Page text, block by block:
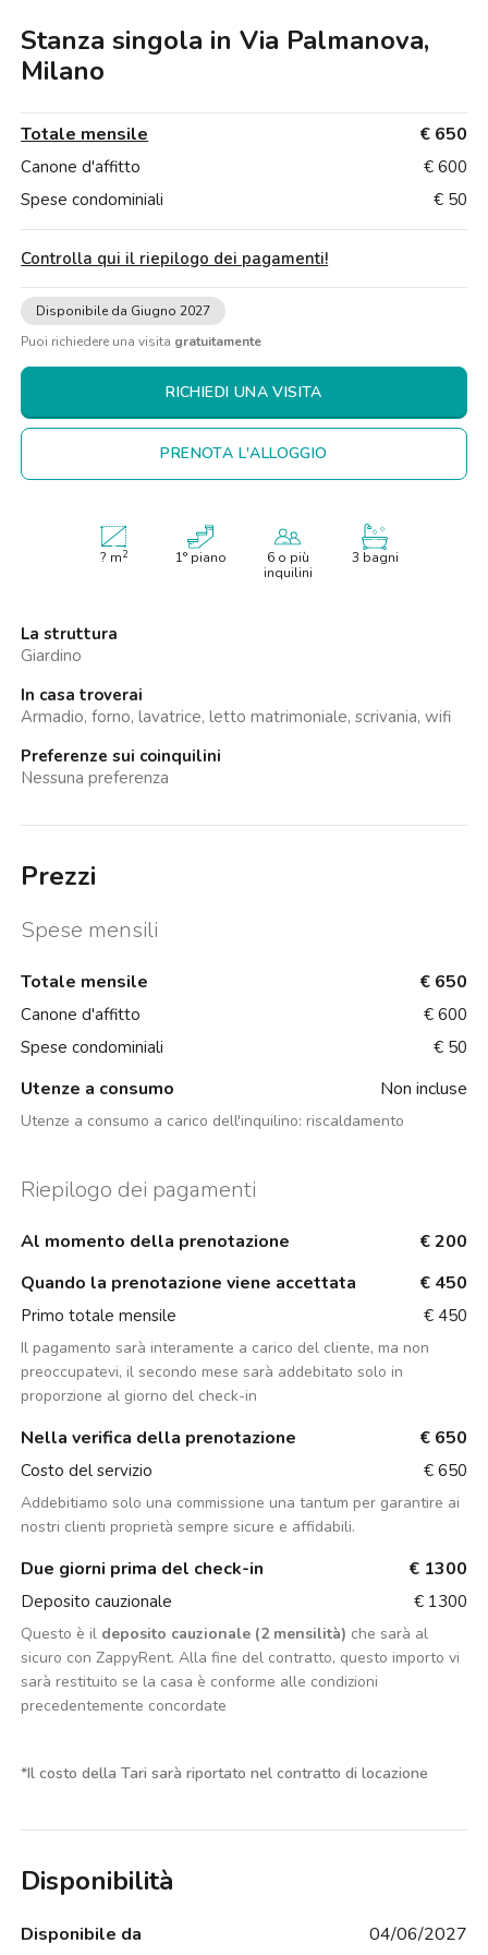
Loft
Loft
Loft
Loft
Loft
Loft
Loft
Roma
Loft
Napoli
Loft
Catania
Loft
Padova
Loft
Stanza singola in Via Palmanova,
Milano
Totale mensile € 650
Canone d'affitto
€ 600
Spese condominiali
€ 50
Controlla qui il riepilogo dei pagamenti!
Disponibile da Giugno 2027
Puoi richiedere una visita gratuitamente
RICHIEDI UNA VISITA
PRENOTA L'ALLOGGIO
? m2 1° piano
6 o più
inquilini
3 bagni
La struttura
Giardino
In casa troverai
Armadio, forno, lavatrice, letto matrimoniale, scrivania, wifi
Preferenze sui coinquilini
Nessuna preferenza
Prezzi
Spese mensili
Totale mensile € 650
Canone d'affitto
€ 600
Spese condominiali
€ 50
Utenze a consumo Non incluse
Utenze a consumo a carico dell'inquilino: riscaldamento
Riepilogo dei pagamenti
Al momento della prenotazione
€ 200
Quando la prenotazione viene accettata
€ 450
Primo totale mensile € 450
Il pagamento sarà interamente a carico del cliente, ma non
preoccupatevi, il secondo mese sarà addebitato solo in
proporzione al giorno del check-in
Nella verifica della prenotazione € 650
Costo del servizio € 650
Addebitiamo solo una commissione una tantum per garantire ai
nostri clienti proprietà sempre sicure e affidabili.
Due giorni prima del check-in € 1300
Deposito cauzionale € 1300
Questo è il deposito cauzionale (2 mensilità) che sarà al
sicuro con ZappyRent. Alla fine del contratto, questo importo vi
sarà restituito se la casa è conforme alle condizioni
precedentemente concordate
*Il costo della Tari sarà riportato nel contratto di locazione
Disponibilità
Disponibile da 04/06/2027